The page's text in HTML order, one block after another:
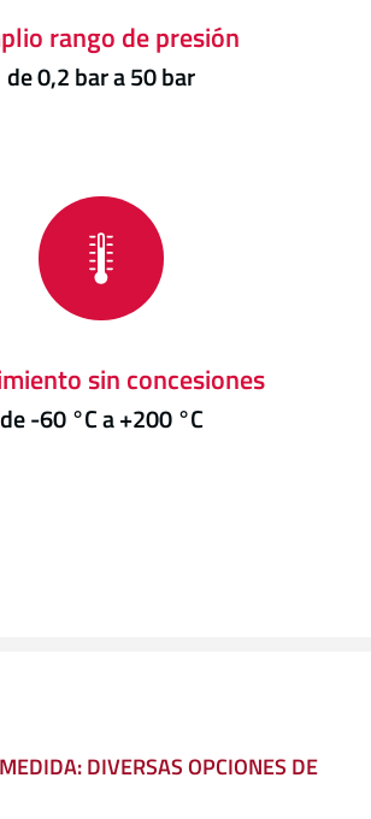
rango de presión
de 0,2 bar a 50 bar
sin concesiones
de -60 °C a +200 °C
DIVERSAS OPCIONES DE